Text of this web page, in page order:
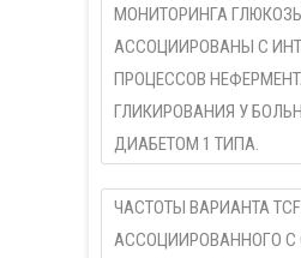
МОНИТОРИНГА
АССОЦИИРОВАНЫ С
ПРОЦЕССОВ
ГЛИКИРОВАНИЯ У
ДИАБЕТОМ 1 ТИПА.
ЧАСТОТЫ ВАРИАНТА
АССОЦИИРОВАННОГО